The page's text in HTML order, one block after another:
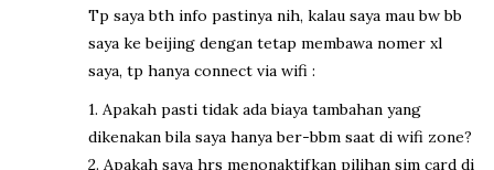
Tp saya bth info pastinya nih, kalau saya mau bw bb
saya ke beijing dengan tetap membawa nomer xl
saya, tp hanya connect via wifi :
1. Apakah pasti tidak ada biaya tambahan yang
dikenakan bila saya hanya ber-bbm saat di wifi zone?
2. Apakah saya hrs menonaktifkan pilihan sim card di